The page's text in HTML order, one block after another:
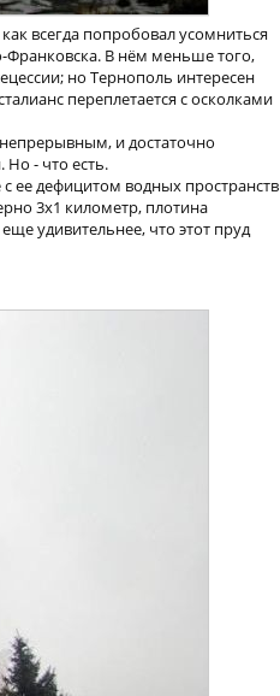
всегда попробовал усомниться
Франковска. В нём меньше того,
но Тернополь интересен
переплетается с осколками
и достаточно
- что есть.
ее дефицитом водных пространств
3х1 километр, плотина
удивительнее, что этот пруд